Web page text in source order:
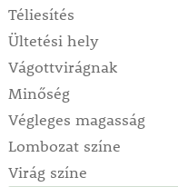
Téliesítés
Ültetési hely
Vágottvirágnak
Minőség
Végleges magasság
Lombozat színe
Virág színe